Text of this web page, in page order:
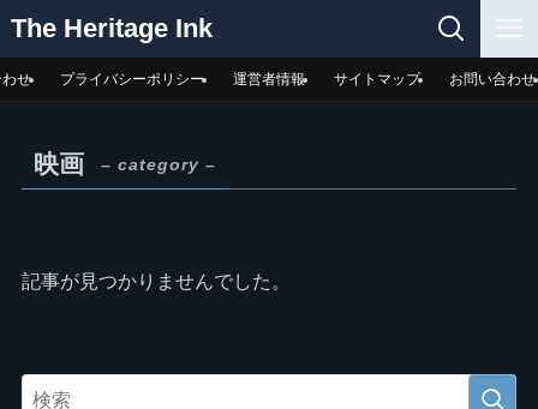
The Heritage Ink
せ プライバシーポリシー 運営者情報 サイトマップ お問い合わせ
映画 – category –
記事が見つかりませんでした。